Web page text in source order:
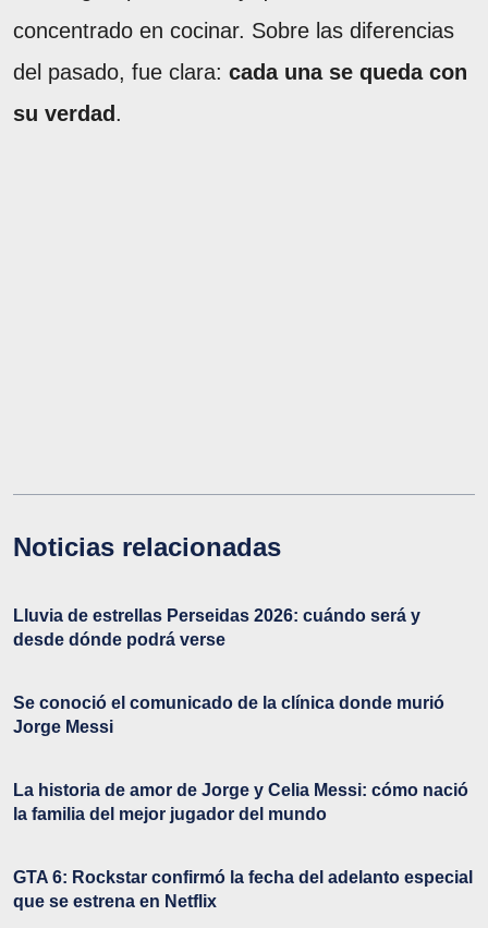
concentrado en cocinar. Sobre las diferencias
del pasado, fue clara: cada una se queda con
su verdad .
Noticias relacionadas
Lluvia de estrellas Perseidas 2026: cuándo será y
desde dónde podrá verse
Se conoció el comunicado de la clínica donde murió
Jorge Messi
La historia de amor de Jorge y Celia Messi: cómo nació
la familia del mejor jugador del mundo
GTA 6: Rockstar confirmó la fecha del adelanto especial
que se estrena en Netflix